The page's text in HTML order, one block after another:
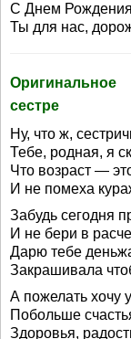
С Днем
Ты для нас,
сестре
Ну, что ж,
Тебе, родная, я
Что возраст —
И не помеха
Забудь сегодня
И не бери в
Дарю тебе
Закрашивала
А пожелать хочу
Побольше
Здоровья,